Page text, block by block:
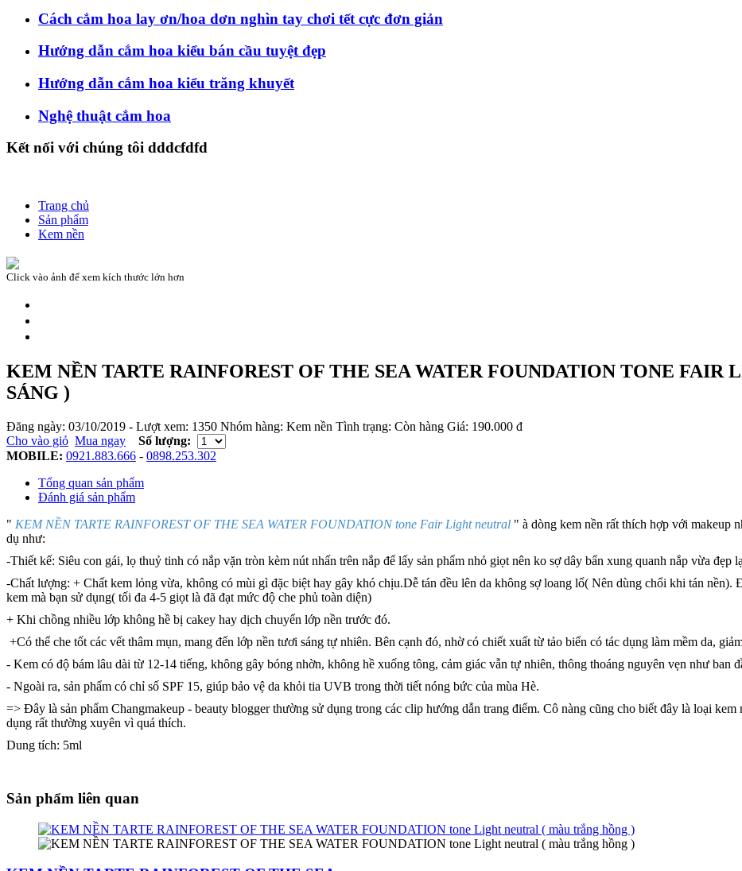
Cách cắm hoa lay ơn/hoa dơn nghìn tay chơi tết cực đơn giản
Hướng dẫn cắm hoa kiểu bán cầu tuyệt đẹp
Hướng dẫn cắm hoa kiểu trăng khuyết
Nghệ thuật cắm hoa
Kết nối với chúng tôi dddcfdfd
Trang chủ
Sản phẩm
Kem nền
Click vào ảnh để xem kích thước lớn hơn
KEM NỀN TARTE RAINFOREST OF THE SEA WATER FOUNDATION TONE FAIR
SÁNG )
Đăng ngày: 03/10/2019 - Lượt xem: 1350 Nhóm hàng: Kem nền Tình trạng: Còn hàng Giá: 190.000 đ
Cho vào giỏ Mua ngay
Số lượng:
MOBILE: 0921.883.666 - 0898.253.302
Tổng quan sản phẩm
Đánh giá sản phẩm
" KEM NỀN TARTE RAINFOREST OF THE SEA WATER FOUNDATION tone Fair Light neutral " à dòng kem nền rất thích hợp với makeup
dụ như:
-Thiết kế: Siêu con gái, lọ thuỷ tinh có nắp vặn tròn kèm nút nhấn trên nắp để lấy sản phẩm nhỏ giọt nên ko sợ dây bẩn xung quanh nắp vừa đẹp
-Chất lượng: + Chất kem lỏng vừa, không có mùi gì đặc biệt hay gây khó chịu.Dễ tán đều lên da không sợ loang lổ( Nên dùng chổi khi tán
kem mà bạn sử dụng( tối đa 4-5 giọt là đã đạt mức độ che phủ toàn diện)
+ Khi chồng nhiều lớp không hề bị cakey hay dịch chuyển lớp nền trước đó.
+Có thể che tốt các vết thâm mụn, mang đến lớp nền tươi sáng tự nhiên. Bên cạnh đó, nhờ có chiết xuất từ tảo biển có tác dụng làm mềm da,
- Kem có độ bám lâu dài từ 12-14 tiếng, không gây bóng nhờn, không hề xuống tông, cảm giác vẫn tự nhiên, thông thoáng nguyên vẹn như ban
- Ngoài ra, sản phẩm có chỉ số SPF 15, giúp bảo vệ da khỏi tia UVB trong thời tiết nóng bức của mùa Hè.
=> Đây là sản phẩm Changmakeup - beauty blogger thường sử dụng trong các clip hướng dẫn trang điểm. Cô nàng cũng cho biết đây là loại
dụng rất thường xuyên vì quá thích.
Dung tích: 5ml
Sản phẩm liên quan